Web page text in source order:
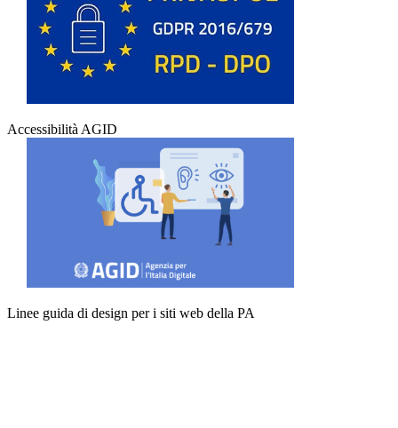
Accessibilità AGID
Linee guida di design per i siti web della PA